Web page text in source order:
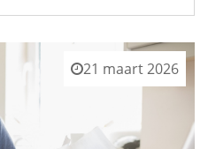
21 maart 2026